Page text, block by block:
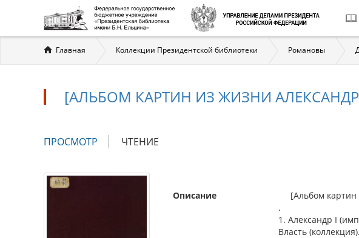
Вы
здесь
Главная Коллекции Президентской библиотеки Романовы
[АЛЬБОМ КАРТИН ИЗ ЖИЗНИ
Главные
ПРОСМОТР (АКТИВНАЯ
ЧТЕНИЕ
Описание
[Альбом картин
.
1. Александр I
Власть (коллекция).